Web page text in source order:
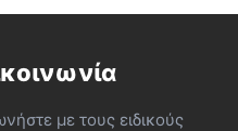
με τους ειδικούς